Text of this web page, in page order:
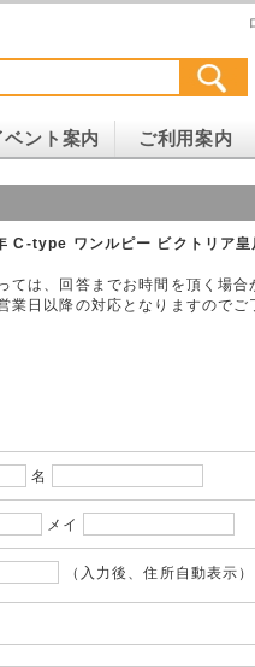
ベント案内 ご利用案内
C-type ワンルピー ビクトリア
ては、回答までお時間を頂く場合
業日以降の対応となりますのでご
名
メイ
（入力後、住所自動表示）